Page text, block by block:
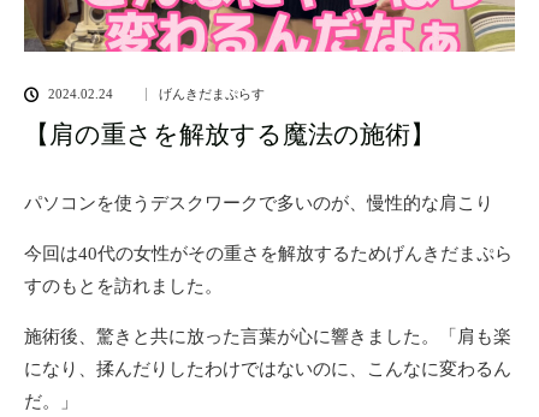
2024.02.24 げんきだまぷらす
【肩の重さを解放する魔法の施術】
パソコンを使うデスクワークで多いのが、慢性的な肩こり
今回は40代の女性がその重さを解放するためげんきだまぷら
すのもとを訪れました。
施術後、驚きと共に放った言葉が心に響きました。「肩も楽
になり、揉んだりしたわけではないのに、こんなに変わるん
だ。」